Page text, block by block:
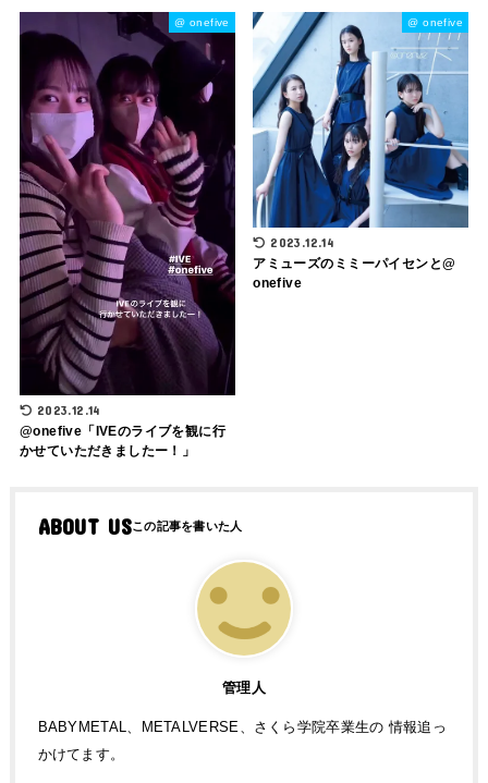
@ onefive
2023.12.14
@onefive「IVEのライブを観に行
かせていただきましたー！」
@ onefive
2023.12.14
アミューズのミミーパイセンと@
onefive
ABOUT US
管理人
BABYMETAL、METALVERSE、さくら学院卒業生の 情報追っ
かけてます。